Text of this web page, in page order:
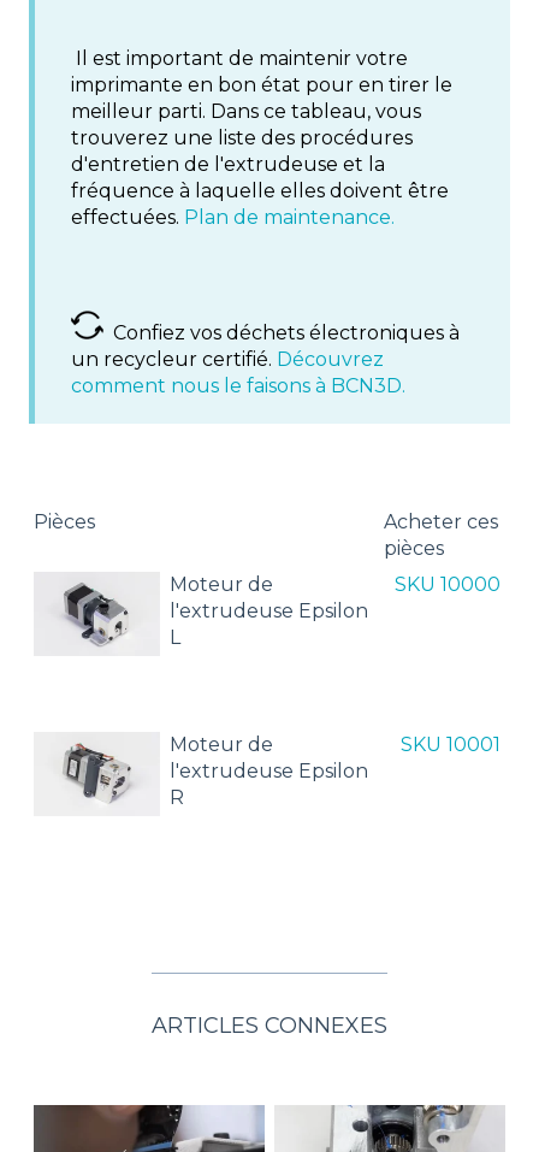
Il est important de maintenir votre
imprimante en bon état pour en tirer le
meilleur parti. Dans ce tableau, vous
trouverez une liste des procédures
d'entretien de l'extrudeuse et la
fréquence à laquelle elles doivent être
effectuées. Plan de maintenance.
Confiez vos déchets électroniques à
un recycleur certifié. Découvrez
comment nous le faisons à BCN3D.
Pièces
Acheter ces
pièces
Moteur de
l'extrudeuse Epsilon
L
SKU 10000
Moteur de
l'extrudeuse Epsilon
R
SKU 10001
ARTICLES CONNEXES